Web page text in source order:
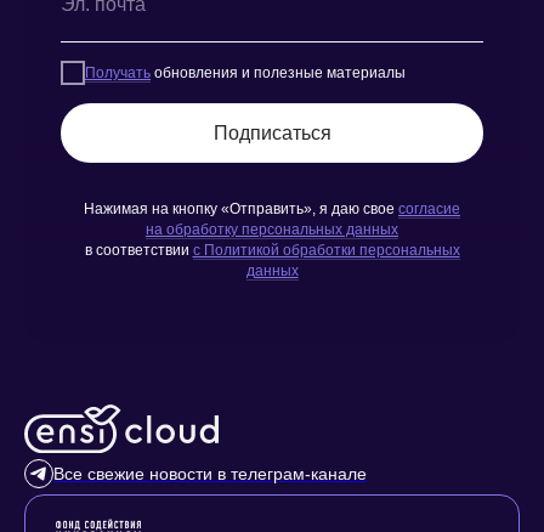
Получать обновления и полезные материалы
Подписаться
Нажимая на кнопку «Отправить», я даю свое согласие
на обработку персональных данных
в соответствии с Политикой обработки персональных
данных
Все свежие новости в телеграм-канале